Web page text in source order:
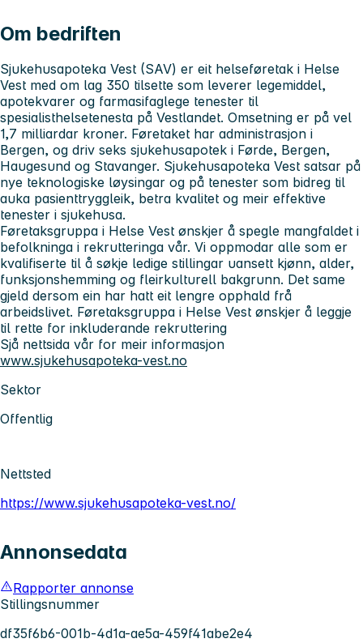
Om bedriften
Sjukehusapoteka Vest (SAV) er eit helseføretak i Helse
Vest med om lag 350 tilsette som leverer legemiddel,
apotekvarer og farmasifaglege tenester til
spesialisthelsetenesta på Vestlandet. Omsetning er på vel
1,7 milliardar kroner. Føretaket har administrasjon i
Bergen, og driv seks sjukehusapotek i Førde, Bergen,
Haugesund og Stavanger. Sjukehusapoteka Vest satsar på
nye teknologiske løysingar og på tenester som bidreg til
auka pasienttryggleik, betra kvalitet og meir effektive
tenester i sjukehusa.
Føretaksgruppa i Helse Vest ønskjer å spegle mangfaldet i
befolkninga i rekrutteringa vår. Vi oppmodar alle som er
kvalifiserte til å søkje ledige stillingar uansett kjønn, alder,
funksjonshemming og fleirkulturell bakgrunn. Det same
gjeld dersom ein har hatt eit lengre opphald frå
arbeidslivet. Føretaksgruppa i Helse Vest ønskjer å leggje
til rette for inkluderande rekruttering
Sjå nettsida vår for meir informasjon
www.sjukehusapoteka-vest.no
Sektor
Offentlig
Nettsted
https://www.sjukehusapoteka-vest.no/
Annonsedata
Rapporter annonse
Stillingsnummer
df35f6b6-001b-4d1a-ae5a-459f41abe2e4